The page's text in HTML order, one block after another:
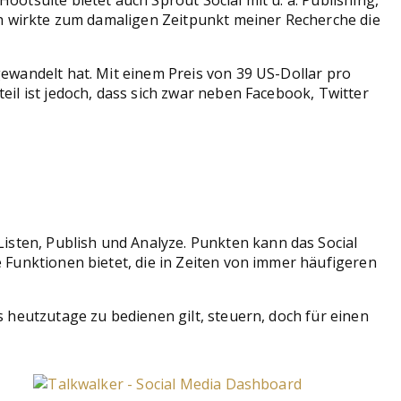
zum damaligen Zeitpunkt meiner Recherche die
hat. Mit einem Preis von 39 US-Dollar pro
ist jedoch, dass sich zwar neben Facebook, Twitter
Publish und Analyze. Punkten kann das Social
bietet, die in Zeiten von immer häufigeren
heutzutage zu bedienen gilt, steuern, doch für einen